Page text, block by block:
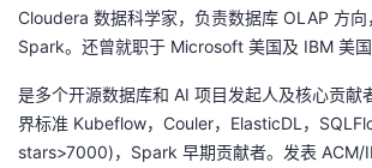
Cloudera 数据科学家，负责数据库 OLAP 方
Spark。还曾就职于 Microsoft 美国及 IBM 美国
是多个开源数据库和 AI 项目发起人及核心贡献
界标准 Kubeflow，Couler，ElasticDL，
stars>7000)，Spark 早期贡献者。发表 ACM/